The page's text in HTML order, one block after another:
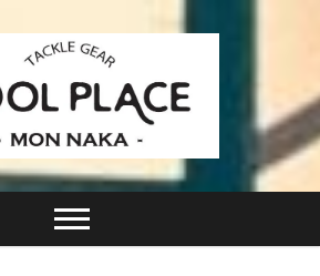
GEAR
PLACE ツー
フィッシングショップ「ツールプレイ
が門前仲町に近日オープン！